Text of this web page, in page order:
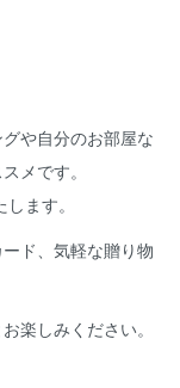
や自分のお部屋な
メです。
ます。
ド、気軽な贈り物
楽しみください。